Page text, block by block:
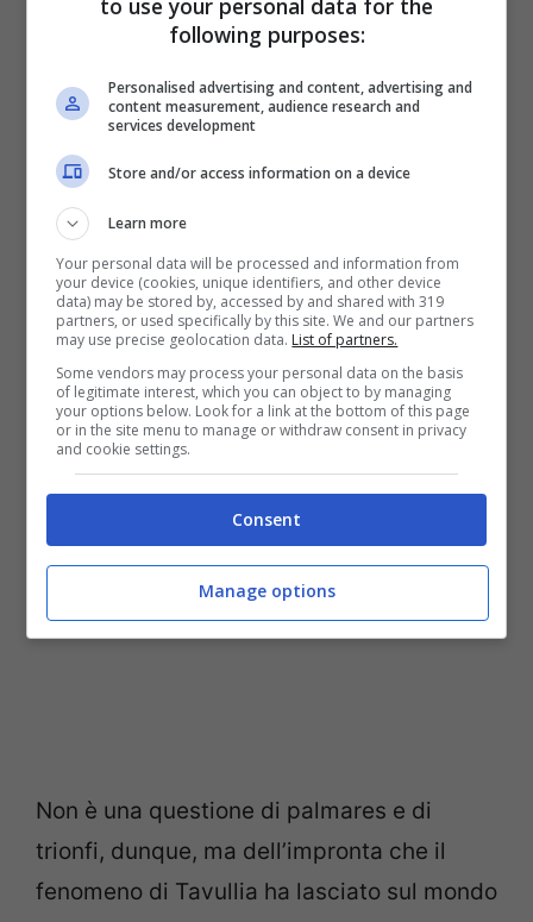
avvicinare così tante persone, rendere il
motociclismo uno degli sport più seguiti al
mondo, il modo in cui ha interpretato le
corse e la sua felicità, è molto difficile che
venga superato da qualcun altro. Anche
Fabio (Quartararo
Valentino, ma è molto difficile che lo
eguagli”.
Espargarò sta con
Valentino Rossi
Non è una questione di palmares e di
trionfi, dunque, ma dell’impronta che il
fenomeno di Tavullia ha lasciato sul mondo
following purposes:
Personalised advertising and content, advertising and
content measurement, audience research and
services development
Store and/or access information on a device
Learn more
Your personal data will be processed and information from
your device (cookies, unique identifiers, and other device
data) may be stored by, accessed by and shared with 319
partners, or used specifically by this site. We and our partners
may use precise geolocation data. List of partners.
Some vendors may process your personal data on the basis
of legitimate interest, which you can object to by managing
your options below. Look for a link at the bottom of this page
or in the site menu to manage or withdraw consent in privacy
and cookie settings.
Consent
Manage options